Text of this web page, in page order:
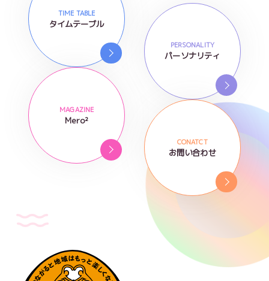
TIME TABLE
タイムテーブル
PERSONALITY
パーソナリティ
MAGAZINE
Mero²
CONATCT
お問い合わせ